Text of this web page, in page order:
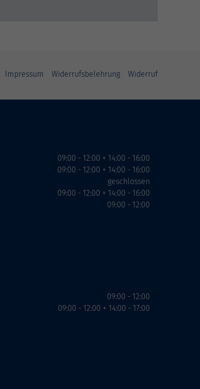
Impressum Widerrufsbelehrung Widerruf
09:00 - 12:00 + 14:00 - 16:00
09:00 - 12:00 + 14:00 - 16:00
geschlossen
09:00 - 12:00 + 14:00 - 16:00
09:00 - 12:00
09:00 - 12:00
09:00 - 12:00 + 14:00 - 17:00